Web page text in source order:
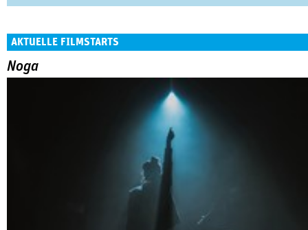
AKTUELLE FILMSTARTS
Noga